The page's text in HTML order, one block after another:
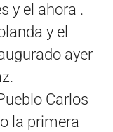
y el ahora .
y el
ayer
Carlos
la primera